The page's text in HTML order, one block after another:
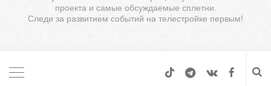
проекта и самые обсуждаемые сплетни.
Следи за развитием событий на телестройке первым!